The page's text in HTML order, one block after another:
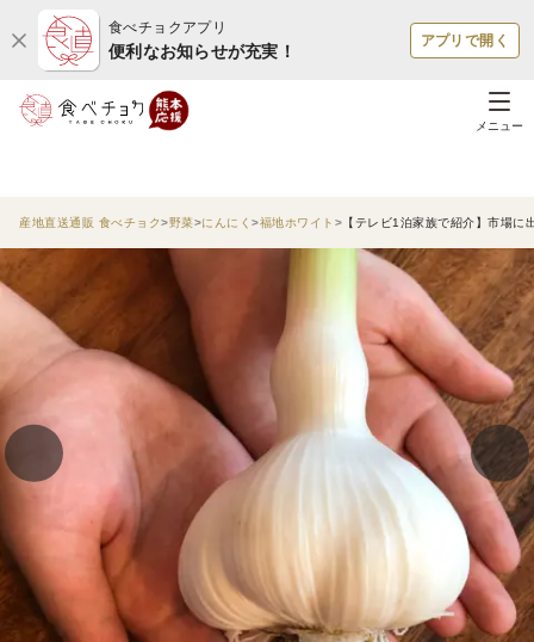
食べチョクアプリ
便利なお知らせが充実！
アプリで開く
メニュー
産地直送通販 食べチョク 野菜 にんにく 福地ホワイト 【テレビ1泊家族で紹介】市場に